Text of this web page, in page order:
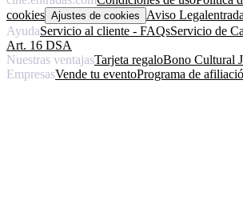
cookies Ajustes de cookies Aviso Legal
AyudaServicio al cliente - FAQsServicio de
Art. 16 DSA
Nuestras ventajasTarjeta regaloBono Cultural
EmpresasVende tu eventoPrograma de